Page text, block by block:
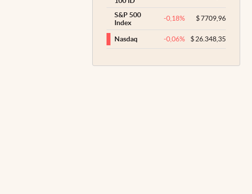
S&P 500
Index
-0,18% $7709,96
Nasdaq -0,06% $26.348,35